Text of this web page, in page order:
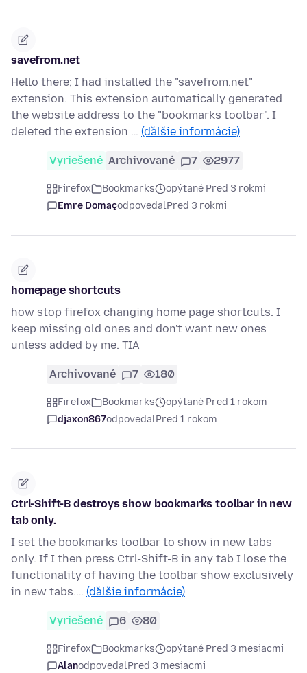
savefrom.net
Hello there; I had installed the "savefrom.net"
extension. This extension automatically generated
the website address to the "bookmarks toolbar". I
deleted the extension … (ďalšie informácie)
Vyriešené Archivované 7 2977
Firefox Bookmarks
opýtané Pred 3 rokmi
Emre DomaçodpovedalPred 3 rokmi
homepage shortcuts
how stop firefox changing home page shortcuts. I
keep missing old ones and don't want new ones
unless added by me. TIA
Archivované 7 180
Firefox Bookmarks
opýtané Pred 1 rokom
djaxon867odpovedalPred 1 rokom
Ctrl-Shift-B destroys show bookmarks toolbar in new
tab only.
I set the bookmarks toolbar to show in new tabs
only. If I then press Ctrl-Shift-B in any tab I lose the
functionality of having the toolbar show exclusively
in new tabs.… (ďalšie informácie)
Vyriešené 6 80
Firefox Bookmarks
opýtané Pred 3 mesiacmi
AlanodpovedalPred 3 mesiacmi